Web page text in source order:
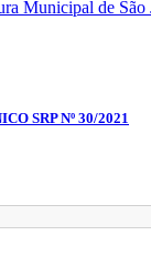
SRP Nº 30/2021